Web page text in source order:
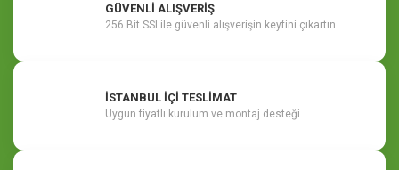
GÜVENLİ ALIŞVERİŞ
256 Bit SSl ile güvenli alışverişin keyfini çıkartın.
İSTANBUL İÇİ TESLİMAT
Uygun fiyatlı kurulum ve montaj desteği